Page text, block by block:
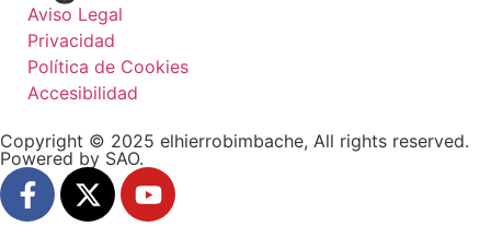
Aviso Legal
Privacidad
Política de Cookies
Accesibilidad
Copyright © 2025 elhierrobimbache, All rights reserved.
Powered by SAO.